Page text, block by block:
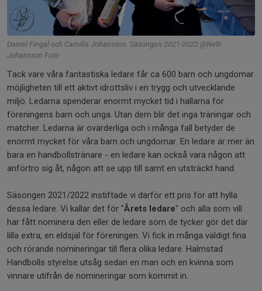
Daniel Fingal och Camilla Johansson. Säsongen 2021-2022 @Nelli
Johansson Foto
Tack vare våra fantastiska ledare får ca 600 barn och ungdomar
möjligheten till ett aktivt idrottsliv i en trygg och utvecklande
miljö. Ledarna spenderar enormt mycket tid i hallarna för
föreningens barn och unga. Utan dem blir det inga träningar och
matcher. Ledarna är ovärderliga och i många fall betyder de
enormt mycket för våra barn och ungdomar. En ledare är mer än
bara en handbollstränare - en ledare kan också vara någon att
anförtro sig åt, någon att se upp till samt en utsträckt hand.
Säsongen 2021/2022 instiftade vi därför ett pris för att hylla
dessa ledare. Vi kallar det för "Årets ledare" och alla som vill
har fått nominera den eller de ledare som de tycker gör det där
lilla extra, en eldsjäl för föreningen. Vi fick in många väldigt fina
och rörande nomineringar till flera olika ledare. Halmstad
Handbolls styrelse utsåg sedan en man och en kvinna som
vinnare utifrån de nomineringar som kommit in.